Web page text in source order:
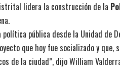
lidera la construcción de la
pública desde la Unidad de
que hoy fue socializado y que,
de la ciudad”, dijo William